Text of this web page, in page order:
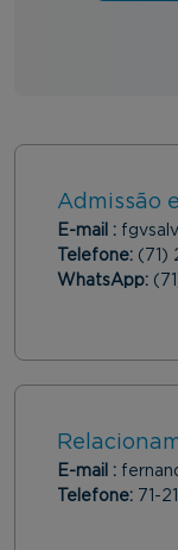
Admissão
E-mail :
Telefone: (71)
WhatsApp:
E-mail :
Telefone: 71-